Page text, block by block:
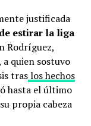
justificada
estirar la liga
Rodríguez,
quien sostuvo
traslos hechos
hasta el último
propia cabeza